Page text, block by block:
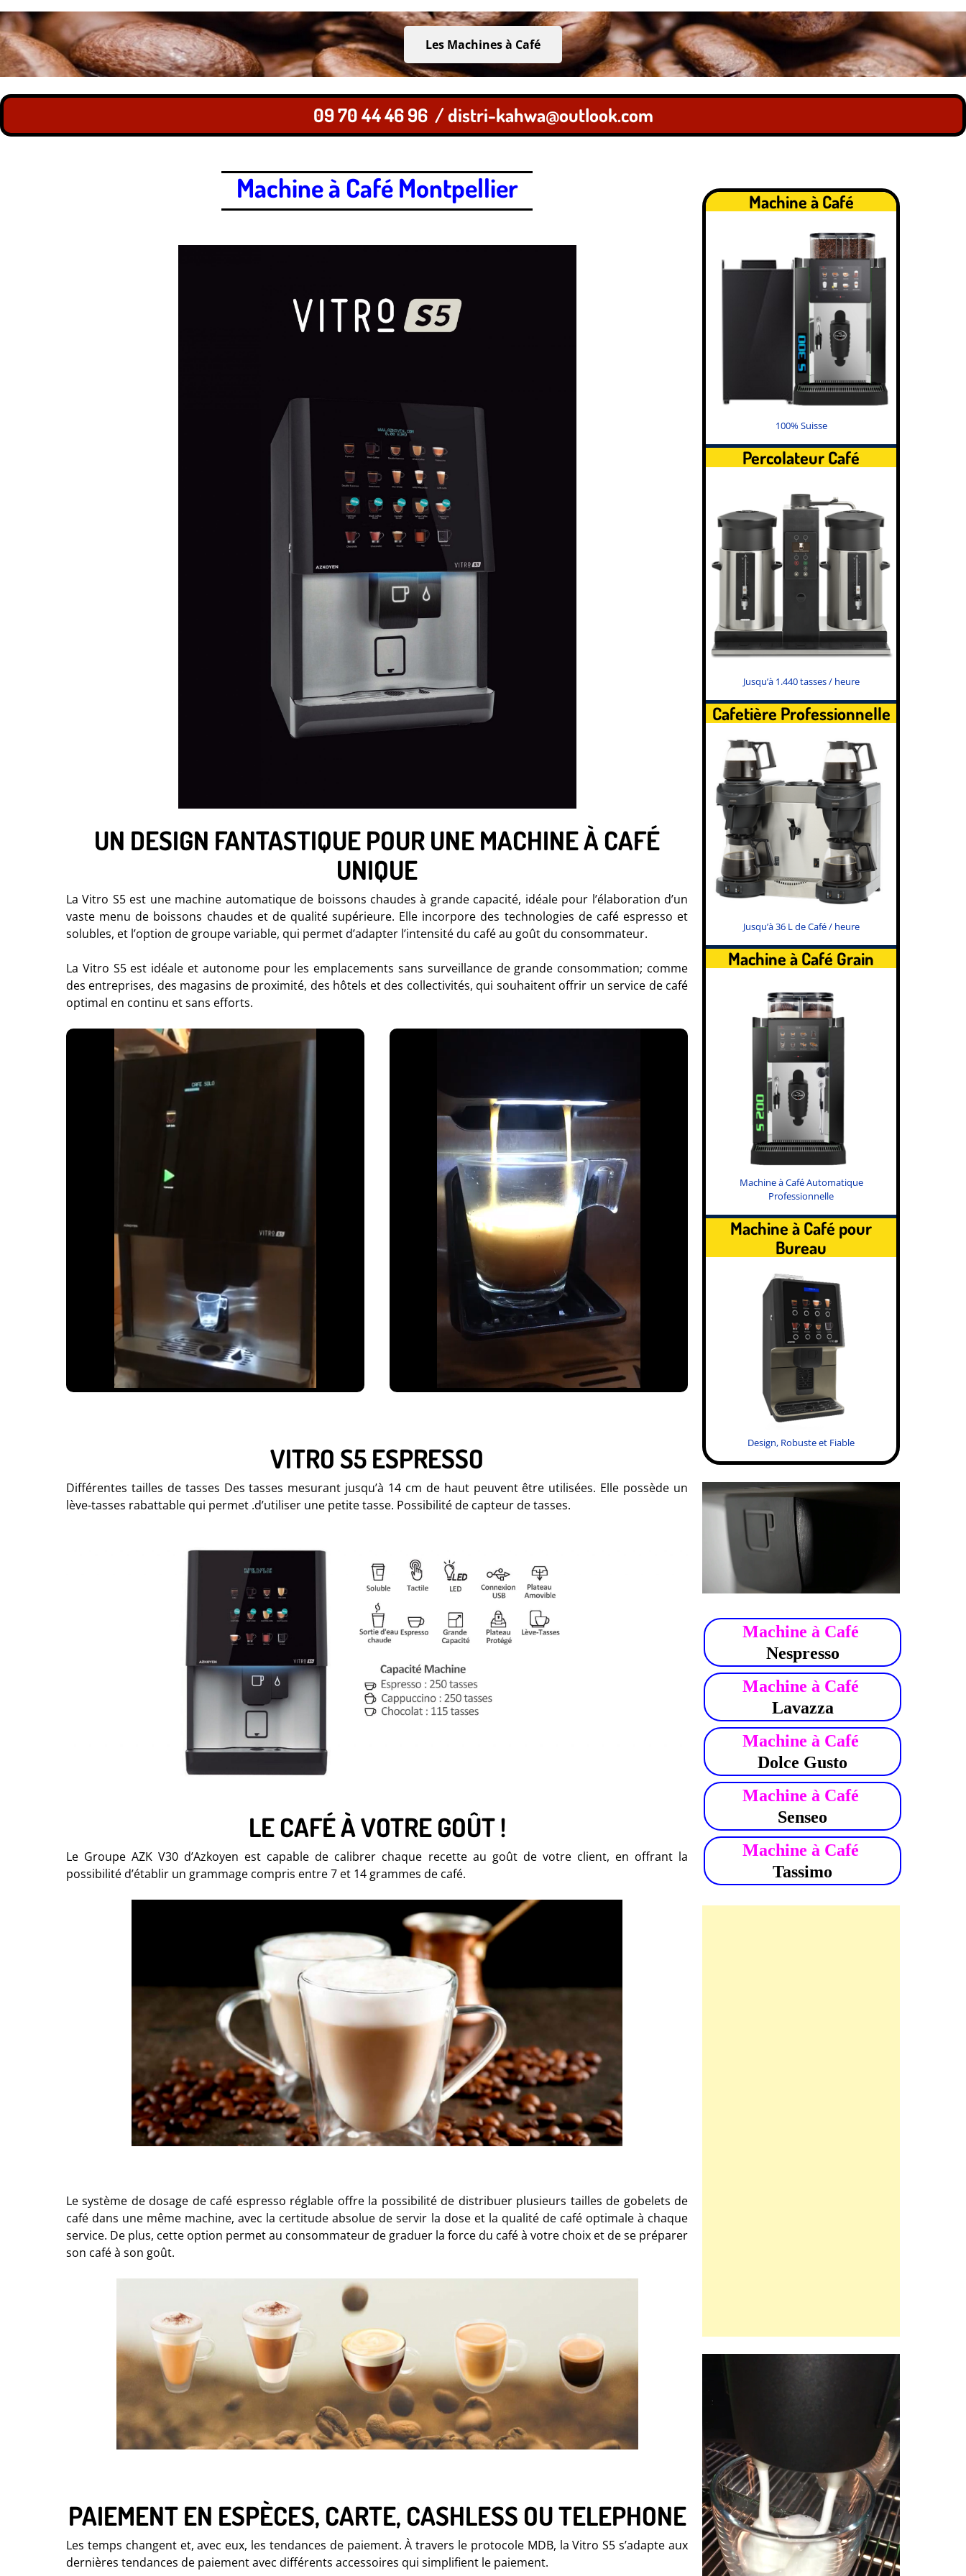
Les Machines à Café
09 70 44 46 96 / distri-kahwa@outlook.com
Machine à Café Montpellier
UN DESIGN FANTASTIQUE POUR UNE MACHINE À CAFÉ
UNIQUE
La Vitro S5 est une machine automatique de boissons chaudes à grande capacité, idéale pour l’élaboration d’un
vaste menu de boissons chaudes et de qualité supérieure. Elle incorpore des technologies de café espresso et
solubles, et l’option de groupe variable, qui permet d’adapter l’intensité du café au goût du consommateur.
La Vitro S5 est idéale et autonome pour les emplacements sans surveillance de grande consommation; comme
des entreprises, des magasins de proximité, des hôtels et des collectivités, qui souhaitent offrir un service de café
optimal en continu et sans efforts.
VITRO S5 ESPRESSO
Différentes tailles de tasses Des tasses mesurant jusqu’à 14 cm de haut peuvent être utilisées. Elle possède un
lève-tasses rabattable qui permet .d’utiliser une petite tasse. Possibilité de capteur de tasses.
LE CAFÉ À VOTRE GOÛT !
Le Groupe AZK V30 d’Azkoyen est capable de calibrer chaque recette au goût de votre client, en offrant la
possibilité d’établir un grammage compris entre 7 et 14 grammes de café.
Le système de dosage de café espresso réglable offre la possibilité de distribuer plusieurs tailles de gobelets de
café dans une même machine, avec la certitude absolue de servir la dose et la qualité de café optimale à chaque
service. De plus, cette option permet au consommateur de graduer la force du café à votre choix et de se préparer
son café à son goût.
PAIEMENT EN ESPÈCES, CARTE, CASHLESS OU TELEPHONE
Les temps changent et, avec eux, les tendances de paiement. À travers le protocole MDB, la Vitro S5 s’adapte aux
dernières tendances de paiement avec différents accessoires qui simplifient le paiement.
Machine à Café
100% Suisse
Percolateur Café
Jusqu’à 1.440 tasses / heure
Cafetière Professionnelle
Jusqu’à 36 L de Café / heure
Machine à Café Grain
Machine à Café Automatique
Professionnelle
Machine à Café pour
Bureau
Design, Robuste et Fiable
Machine à Café
Nespresso
Machine à Café
Lavazza
Machine à Café
Dolce Gusto
Machine à Café
Senseo
Machine à Café
Tassimo